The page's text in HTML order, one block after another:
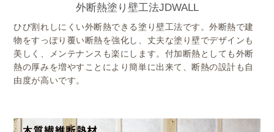
外断熱塗り壁工法JDWALL
ひび割れしにくい外断熱できる塗り壁工法です。外断熱で建
物をすっぽり覆い断熱を強化し、丈夫な塗り壁でデザインも
美しく、メンテナンスも楽にします。付加断熱としても外断
熱の厚みを増やすことにより簡単に出来て、断熱の設計も自
由度が高いです。